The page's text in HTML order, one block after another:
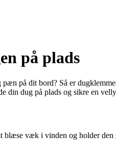
på plads
på dit bord? Så er
din dug på plads og sikre en
væk i vinden og holder